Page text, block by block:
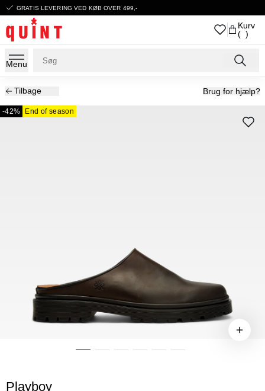
GRATIS LEVERING VED KØB OVER 499,-
Kurv
( )
Menu
Tilbage Brug for hjælp?
-42% End of season
Playboy